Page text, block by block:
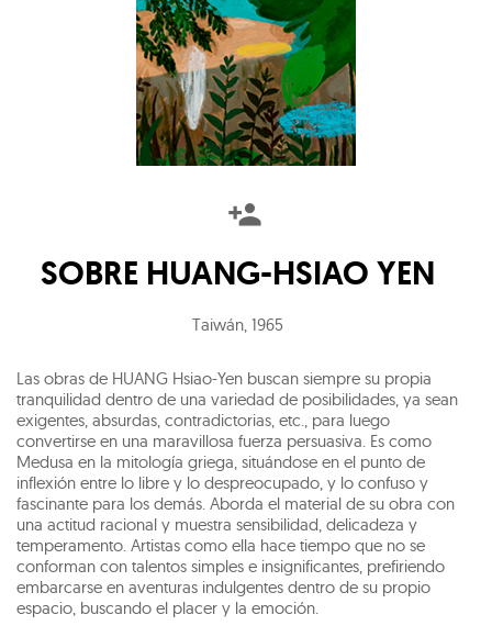
SOBRE HUANG-HSIAO YEN
Taiwán 1965
Las obras de HUANG Hsiao-Yen buscan siempre su propia
tranquilidad dentro de una variedad de posibilidades, ya sean
exigentes, absurdas, contradictorias, etc., para luego
convertirse en una maravillosa fuerza persuasiva. Es como
Medusa en la mitología griega, situándose en el punto de
inflexión entre lo libre y lo despreocupado, y lo confuso y
fascinante para los demás. Aborda el material de su obra con
una actitud racional y muestra sensibilidad, delicadeza y
temperamento. Artistas como ella hace tiempo que no se
conforman con talentos simples e insignificantes, prefiriendo
embarcarse en aventuras indulgentes dentro de su propio
espacio, buscando el placer y la emoción.